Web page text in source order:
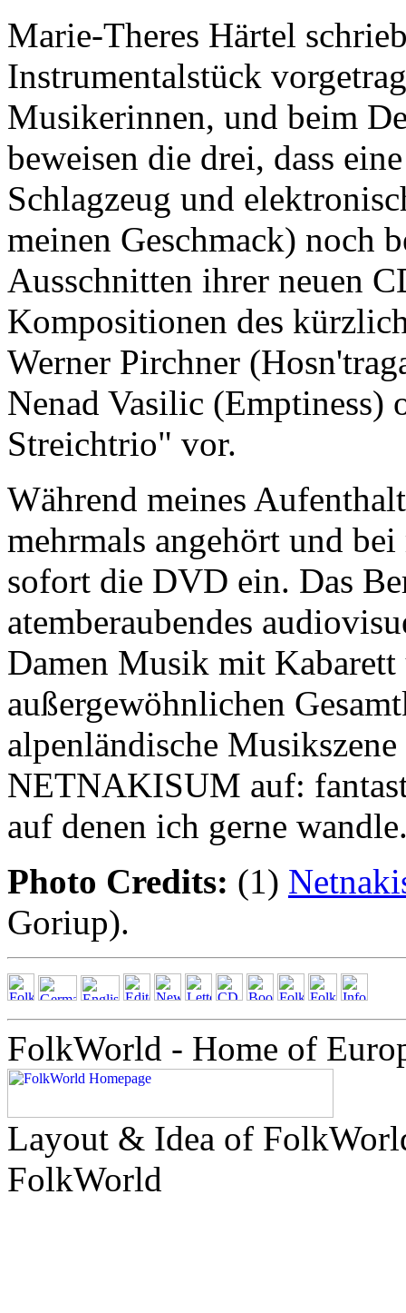
Marie-Theres Härtel
Instrumentalstück
Musikerinnen, und beim
beweisen die drei, dass
Schlagzeug und
meinen Geschmack) noch
Ausschnitten ihrer neuen
Kompositionen des
Werner Pirchner
Nenad Vasilic (Emptiness)
Streichtrio" vor.
Während meines
mehrmals angehört und
sofort die DVD ein. Das
atemberaubendes
Damen Musik mit Kabarett
außergewöhnlichen
alpenländische
NETNAKISUM auf:
auf denen ich gerne
Photo Credits: (1)
Goriup).
FolkWorld - Home of
Layout & Idea of
FolkWorld